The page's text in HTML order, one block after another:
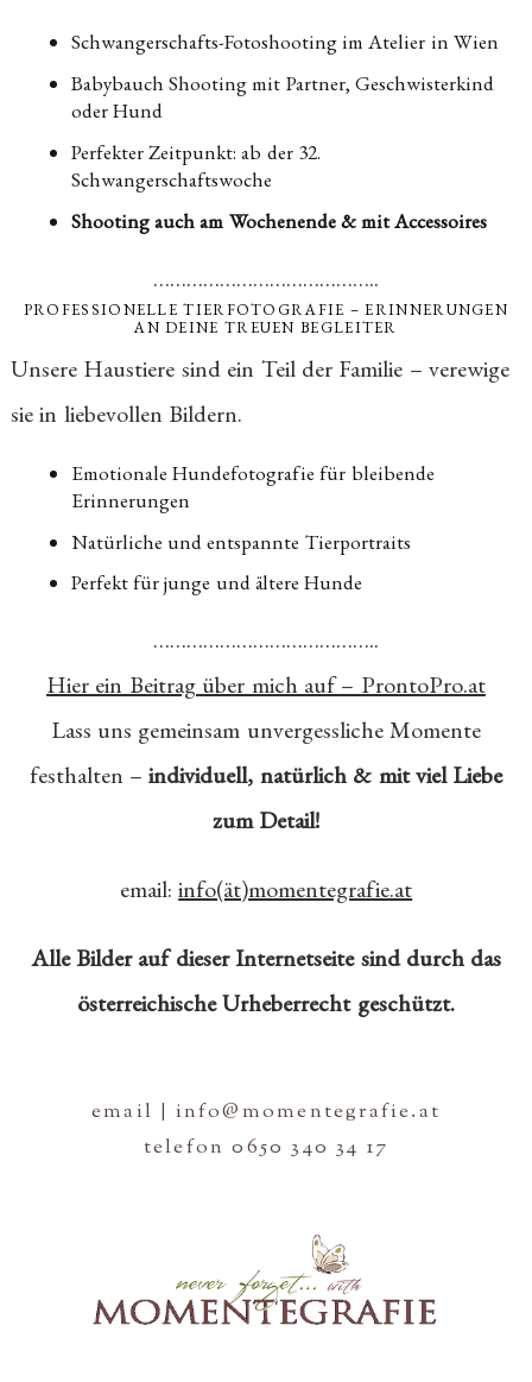
Schwangerschafts-Fotoshooting im Atelier in Wien
Babybauch Shooting mit Partner, Geschwisterkind
oder Hund
Perfekter Zeitpunkt: ab der 32.
Schwangerschaftswoche
Shooting auch am Wochenende & mit Accessoires
…………………………………..
PROFESSIONELLE TIERFOTOGRAFIE – ERINNERUNGEN
AN DEINE TREUEN BEGLEITER
Unsere Haustiere sind ein Teil der Familie – verewige
sie in liebevollen Bildern.
Emotionale Hundefotografie für bleibende
Erinnerungen
Natürliche und entspannte Tierportraits
Perfekt für junge und ältere Hunde
…………………………………..
Hier ein Beitrag über mich auf – ProntoPro.at
Lass uns gemeinsam unvergessliche Momente
festhalten –individuell, natürlich & mit viel Liebe
zum Detail!
email:info(ät)momentegrafie.at
Alle Bilder auf dieser Internetseite sind durch das
österreichische Urheberrecht geschützt.
email | info@momentegrafie.at
telefon 0650 340 34 17